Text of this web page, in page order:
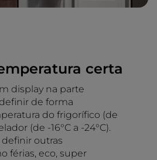
certa
display na parte
de forma
do frigorífico (de
(de -16°C a -24°C).
definir outras
férias, eco, super